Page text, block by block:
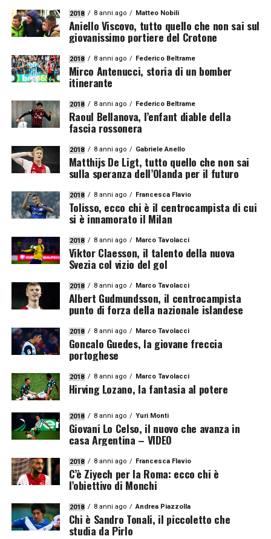
2018 8 anni ago Matteo Nobili
Aniello Viscovo, tutto quello che non sai sul
giovanissimo portiere del Crotone
2018 8 anni ago Federico Beltrame
Mirco Antenucci, storia di un bomber
itinerante
2018 8 anni ago Federico Beltrame
Raoul Bellanova, l’enfant diable della
fascia rossonera
2018 8 anni ago Gabriele Anello
Matthijs De Ligt, tutto quello che non sai
sulla speranza dell’Olanda per il futuro
2018 8 anni ago Francesca Flavio
Tolisso, ecco chi è il centrocampista di cui
si è innamorato il Milan
2018 8 anni ago Marco Tavolacci
Viktor Claesson, il talento della nuova
Svezia col vizio del gol
2018 8 anni ago Marco Tavolacci
Albert Gudmundsson, il centrocampista
punto di forza della nazionale islandese
2018 8 anni ago Marco Tavolacci
Goncalo Guedes, la giovane freccia
portoghese
2018 8 anni ago Marco Tavolacci
Hirving Lozano, la fantasia al potere
2018 8 anni ago Yuri Monti
Giovani Lo Celso, il nuovo che avanza in
casa Argentina – VIDEO
2018 8 anni ago Francesca Flavio
C’è Ziyech per la Roma: ecco chi è
l’obiettivo di Monchi
2018 8 anni ago Andrea Piazzolla
Chi è Sandro Tonali, il piccoletto che
studia da Pirlo